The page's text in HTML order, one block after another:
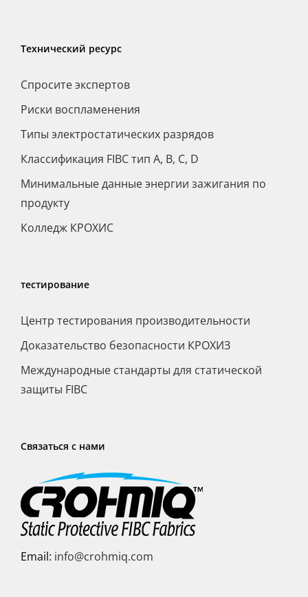
Технический ресурс
Спросите экспертов
Риски воспламенения
Типы электростатических разрядов
Классификация FIBC тип A, B, C, D
Минимальные данные энергии зажигания по
продукту
Колледж КРОХИС
тестирование
Центр тестирования производительности
Доказательство безопасности КРОХИЗ
Международные стандарты для статической
защиты FIBC
Связаться с нами
Email: info@crohmiq.com